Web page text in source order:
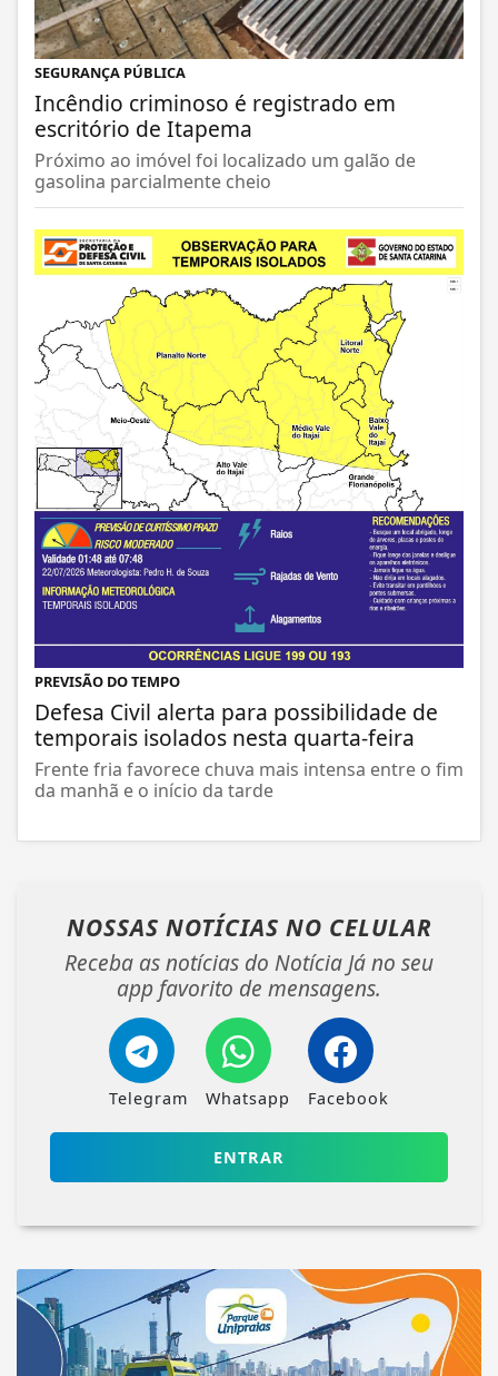
SEGURANÇA PÚBLICA
Incêndio criminoso é registrado em
escritório de Itapema
Próximo ao imóvel foi localizado um galão de
gasolina parcialmente cheio
PREVISÃO DO TEMPO
Defesa Civil alerta para possibilidade de
temporais isolados nesta quarta-feira
Frente fria favorece chuva mais intensa entre o fim
da manhã e o início da tarde
NOSSAS NOTÍCIAS NO CELULAR
Receba as notícias do Notícia Já no seu
app favorito de mensagens.
Telegram Whatsapp Facebook
ENTRAR